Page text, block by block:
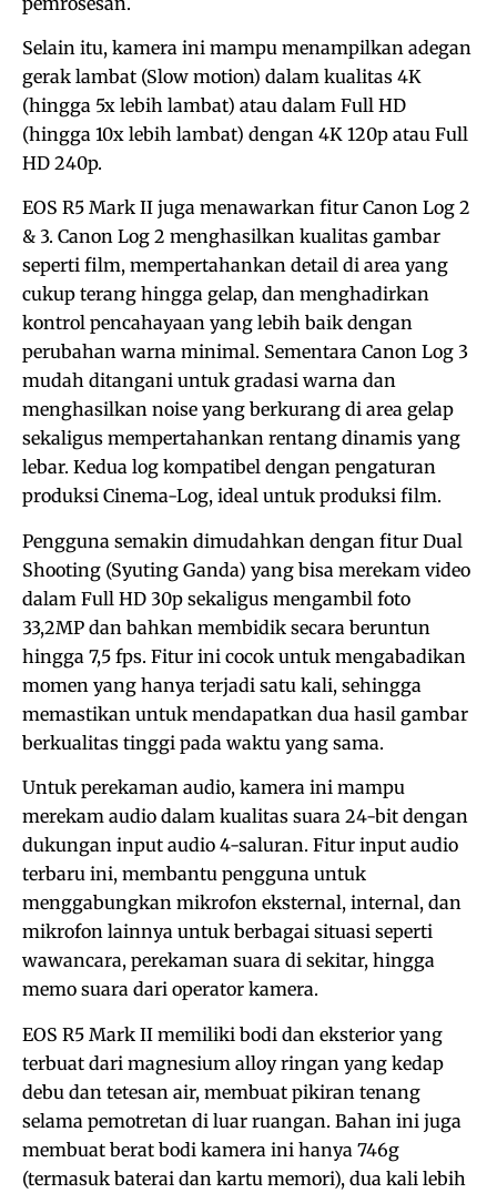
Selain itu, kamera ini mampu menampilkan adegan
gerak lambat (Slow motion) dalam kualitas 4K
(hingga 5x lebih lambat) atau dalam Full HD
(hingga 10x lebih lambat) dengan 4K 120p atau Full
HD 240p.
EOS R5 Mark II juga menawarkan fitur Canon Log 2
& 3. Canon Log 2 menghasilkan kualitas gambar
seperti film, mempertahankan detail di area yang
cukup terang hingga gelap, dan menghadirkan
kontrol pencahayaan yang lebih baik dengan
perubahan warna minimal. Sementara Canon Log 3
mudah ditangani untuk gradasi warna dan
menghasilkan noise yang berkurang di area gelap
sekaligus mempertahankan rentang dinamis yang
lebar. Kedua log kompatibel dengan pengaturan
produksi Cinema-Log, ideal untuk produksi film.
Pengguna semakin dimudahkan dengan fitur Dual
Shooting (Syuting Ganda) yang bisa merekam video
dalam Full HD 30p sekaligus mengambil foto
33,2MP dan bahkan membidik secara beruntun
hingga 7,5 fps. Fitur ini cocok untuk mengabadikan
momen yang hanya terjadi satu kali, sehingga
memastikan untuk mendapatkan dua hasil gambar
berkualitas tinggi pada waktu yang sama.
Untuk perekaman audio, kamera ini mampu
merekam audio dalam kualitas suara 24-bit dengan
dukungan input audio 4-saluran. Fitur input audio
terbaru ini, membantu pengguna untuk
menggabungkan mikrofon eksternal, internal, dan
mikrofon lainnya untuk berbagai situasi seperti
wawancara, perekaman suara di sekitar, hingga
memo suara dari operator kamera.
EOS R5 Mark II memiliki bodi dan eksterior yang
terbuat dari magnesium alloy ringan yang kedap
debu dan tetesan air, membuat pikiran tenang
selama pemotretan di luar ruangan. Bahan ini juga
membuat berat bodi kamera ini hanya 746g
(termasuk baterai dan kartu memori), dua kali lebih